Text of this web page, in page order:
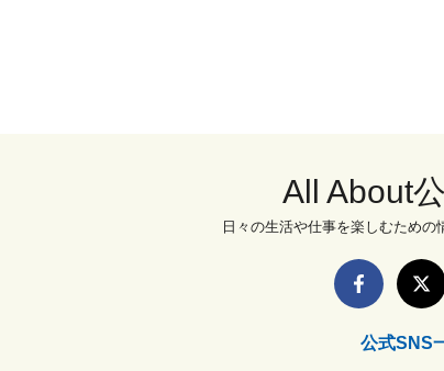
All About
日々の生活や仕事を楽しむための
公式SNS